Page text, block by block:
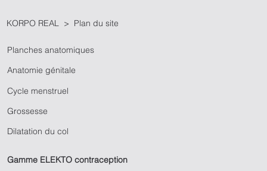
KORPO REAL > Plan du site
Planches anatomiques
Anatomie génitale
Cycle menstruel
Grossesse
Dilatation du col
Gamme ELEKTO contraception